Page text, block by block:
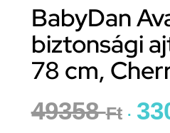
BabyDan
biztonsági
78 cm,
49358Ft